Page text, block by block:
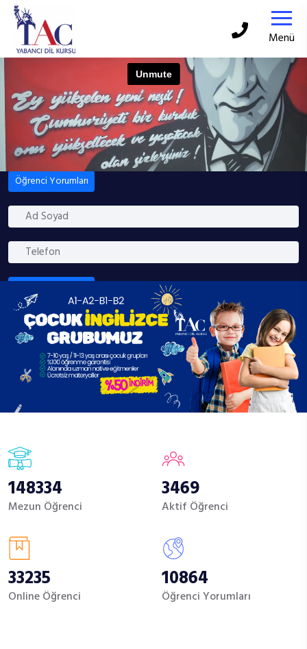
Menü
Öğrenci Yorumları
148334
Mezun Öğrenci
3469
Aktif Öğrenci
33235
Online Öğrenci
10864
Öğrenci Yorumları